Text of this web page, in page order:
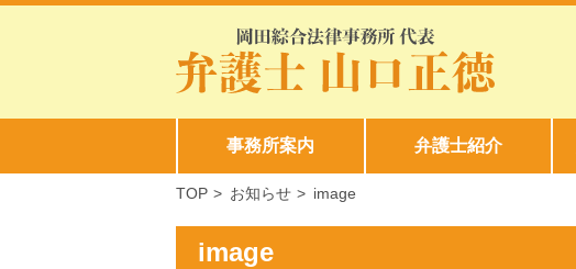
事務所案内 弁護士紹介
TOP > お知らせ > image
image